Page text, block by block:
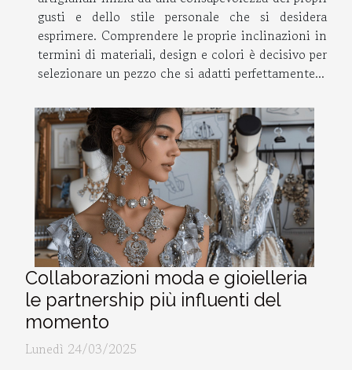
gusti e dello stile personale che si desidera
esprimere. Comprendere le proprie inclinazioni in
termini di materiali, design e colori è decisivo per
selezionare un pezzo che si adatti perfettamente...
Collaborazioni moda e gioielleria
le partnership più influenti del
momento
Lunedì 24/03/2025